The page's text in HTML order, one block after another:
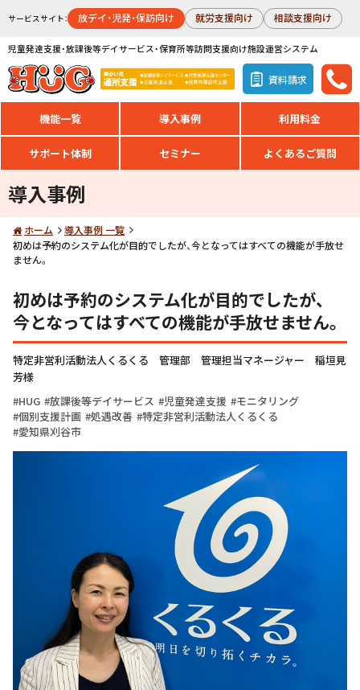
サービスサイト： 放デイ・児発・保訪向け 就労支援向け 相談支援向け
児童発達支援・放課後等デイサービス・保育所等訪問支援向け施設運営システム
資料請求
機能一覧 導入事例 利用料金
サポート体制 セミナー よくあるご質問
導入事例
ホーム
導入事例 一覧
初めは予約のシステム化が目的でしたが、今となってはすべての機能が手放せ
ません。
初めは予約のシステム化が目的でしたが、
今となってはすべての機能が手放せません。
特定非営利活動法人くるくる 管理部 管理担当マネージャー 稲垣見
芳様
HUG
放課後等デイサービス 児童発達支援
モニタリング
個別支援計画
処遇改善
特定非営利活動法人くるくる
愛知県刈谷市